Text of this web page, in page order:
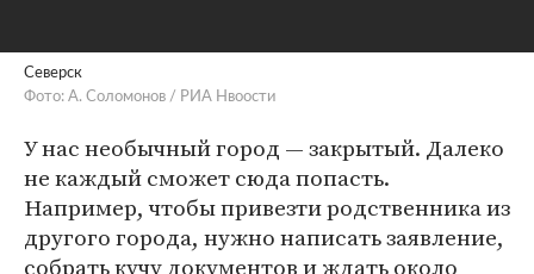
Северск
Фото: А. Соломонов / РИА Нвоости
У нас необычный город — закрытый. Далеко
не каждый сможет сюда попасть.
Например, чтобы привезти родственника из
другого города, нужно написать заявление,
собрать кучу документов и ждать около